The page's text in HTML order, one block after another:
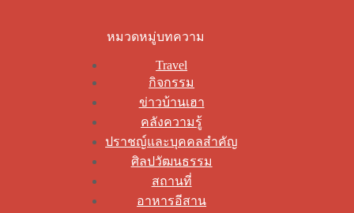
หมวดหมู่บทความ
Travel
กิจกรรม
ข่าวบ้านเฮา
คลังความรู้
ปราชญ์และบุคคลสำคัญ
ศิลปวัฒนธรรม
สถานที่
อาหารอีสาน